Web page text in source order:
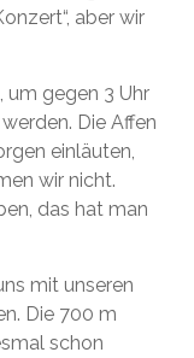
aber wir
um gegen 3 Uhr
Die Affen
einläuten,
wir nicht.
das hat man
mit unseren
Die 700 m
schon